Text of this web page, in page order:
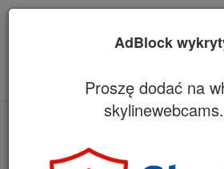
Advertisement
AdBlock
Proszę dodać na